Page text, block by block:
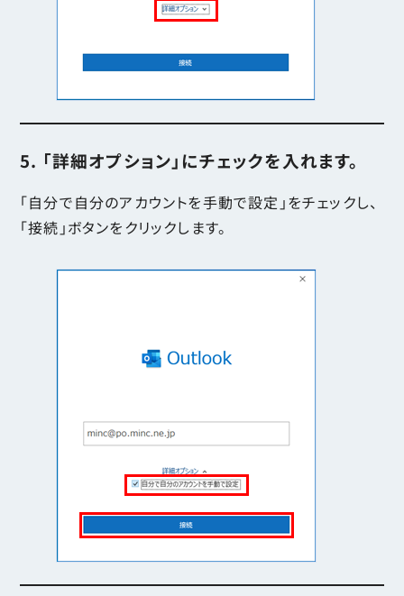
5. 「詳細オプション」にチェックを入れます。
「自分で自分のアカウントを手動で設定」をチェックし、
「接続」ボタンをクリックします。